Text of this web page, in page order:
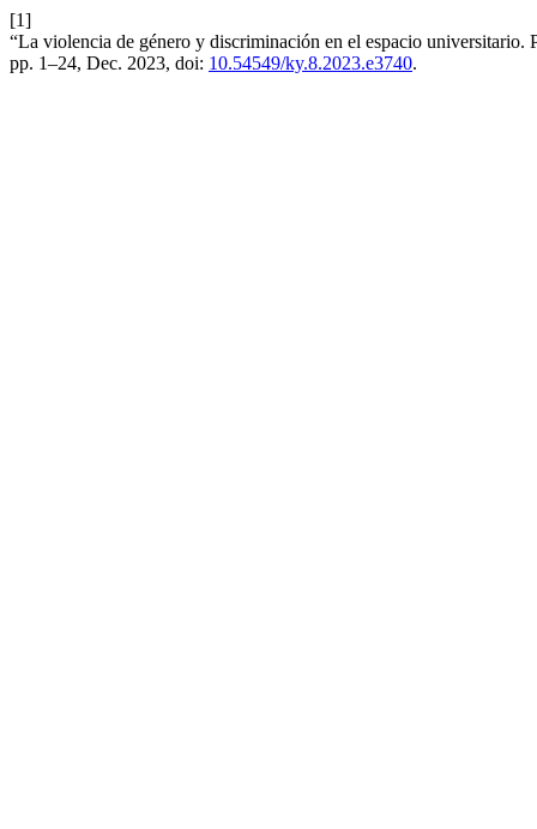
[1]
“La violencia de género y discriminación en el espacio
pp. 1–24, Dec. 2023, doi: 10.54549/ky.8.2023.e3740.